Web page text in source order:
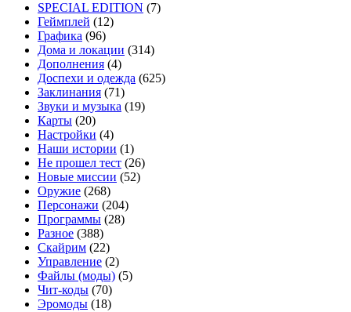
SPECIAL EDITION (7)
Геймплей (12)
Графика (96)
Дома и локации (314)
Дополнения (4)
Доспехи и одежда (625)
Заклинания (71)
Звуки и музыка (19)
Карты (20)
Настройки (4)
Наши истории (1)
Не прошел тест (26)
Новые миссии (52)
Оружие (268)
Персонажи (204)
Программы (28)
Разное (388)
Скайрим (22)
Управление (2)
Файлы (моды) (5)
Чит-коды (70)
Эромоды (18)